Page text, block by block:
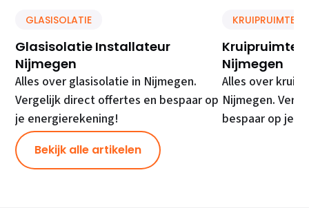
GLASISOLATIE
Glasisolatie Installateur
Nijmegen
Alles over glasisolatie in Nijmegen.
Vergelijk direct offertes en bespaar op
je energierekening!
KRUIPRUIMTE
Kruipruimte
Nijmegen
Alles over
Nijmegen.
bespaar op je
Bekijk alle artikelen